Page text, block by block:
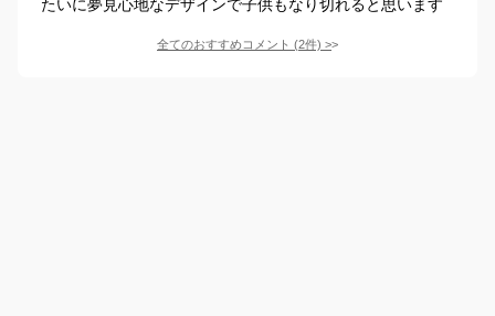
たいに夢見心地なデザインで子供もなり切れると思います
全てのおすすめコメント (2件) >